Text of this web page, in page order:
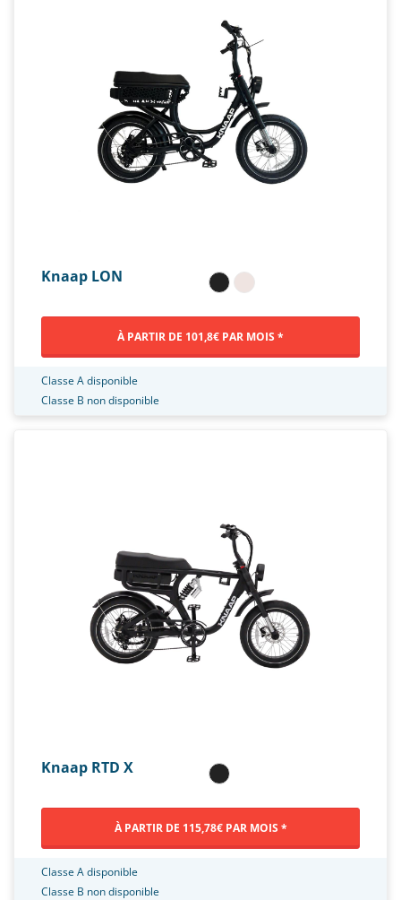
Knaap LON
À PARTIR DE 101,8€ PAR MOIS *
Classe A disponible
Classe B non disponible
Knaap RTD X
À PARTIR DE 115,78€ PAR MOIS *
Classe A disponible
Classe B non disponible